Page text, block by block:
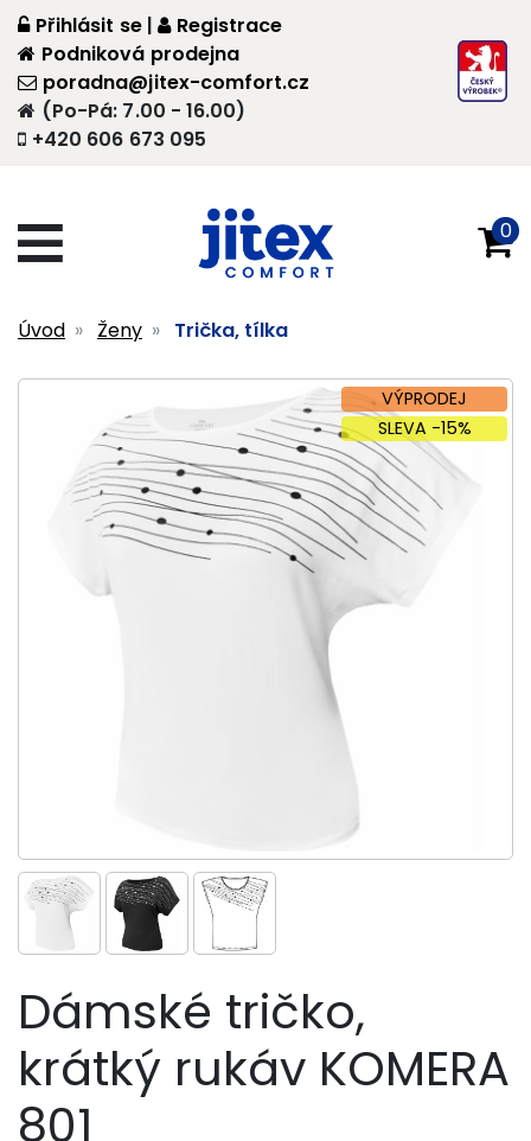
+420 606 673 095
(Po-Pá: 7.00 - 16.00)
poradna@jitex-comfort.cz
Přihlásit se |
Registrace
Podniková prodejna
0
Úvod Ženy Trička, tílka
VÝPRODEJ
SLEVA -15%
Dámské tričko,
krátký rukáv KOMERA
801